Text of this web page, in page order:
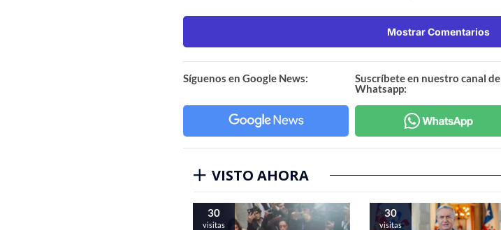
Mostrar Comentarios
Síguenos en Google News:
Suscríbete en nuestro canal de
Whatsapp:
VISTO AHORA
30
visitas
30
visitas